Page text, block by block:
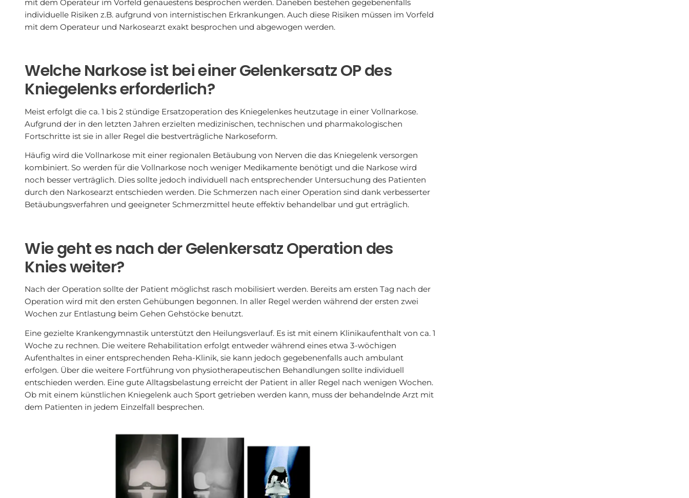
mit dem Operateur im Vorfeld genauestens besprochen werden. Daneben bestehen gegebenenfalls
individuelle Risiken z.B. aufgrund von internistischen Erkrankungen. Auch diese Risiken müssen im Vorfeld
mit dem Operateur und Narkosearzt exakt besprochen und abgewogen werden.
Welche Narkose ist bei einer Gelenkersatz OP des
Kniegelenks erforderlich?
Meist erfolgt die ca. 1 bis 2 stündige Ersatzoperation des Kniegelenkes heutzutage in einer Vollnarkose.
Aufgrund der in den letzten Jahren erzielten medizinischen, technischen und pharmakologischen
Fortschritte ist sie in aller Regel die bestverträgliche Narkoseform.
Häufig wird die Vollnarkose mit einer regionalen Betäubung von Nerven die das Kniegelenk versorgen
kombiniert. So werden für die Vollnarkose noch weniger Medikamente benötigt und die Narkose wird
noch besser verträglich. Dies sollte jedoch individuell nach entsprechender Untersuchung des Patienten
durch den Narkosearzt entschieden werden. Die Schmerzen nach einer Operation sind dank verbesserter
Betäubungsverfahren und geeigneter Schmerzmittel heute effektiv behandelbar und gut erträglich.
Wie geht es nach der Gelenkersatz Operation des
Knies weiter?
Nach der Operation sollte der Patient möglichst rasch mobilisiert werden. Bereits am ersten Tag nach der
Operation wird mit den ersten Gehübungen begonnen. In aller Regel werden während der ersten zwei
Wochen zur Entlastung beim Gehen Gehstöcke benutzt.
Eine gezielte Krankengymnastik unterstützt den Heilungsverlauf. Es ist mit einem Klinikaufenthalt von ca. 1
Woche zu rechnen. Die weitere Rehabilitation erfolgt entweder während eines etwa 3-wöchigen
Aufenthaltes in einer entsprechenden Reha-Klinik, sie kann jedoch gegebenenfalls auch ambulant
erfolgen. Über die weitere Fortführung von physiotherapeutischen Behandlungen sollte individuell
entschieden werden. Eine gute Alltagsbelastung erreicht der Patient in aller Regel nach wenigen Wochen.
Ob mit einem künstlichen Kniegelenk auch Sport getrieben werden kann, muss der behandelnde Arzt mit
dem Patienten in jedem Einzelfall besprechen.